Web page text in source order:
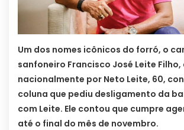
Um dos nomes icônicos do forró, o
sanfoneiro Francisco José Leite
nacionalmente por Neto Leite, 60,
coluna que pediu desligamento da
com Leite. Ele contou que cumpre
até o final do mês de novembro.